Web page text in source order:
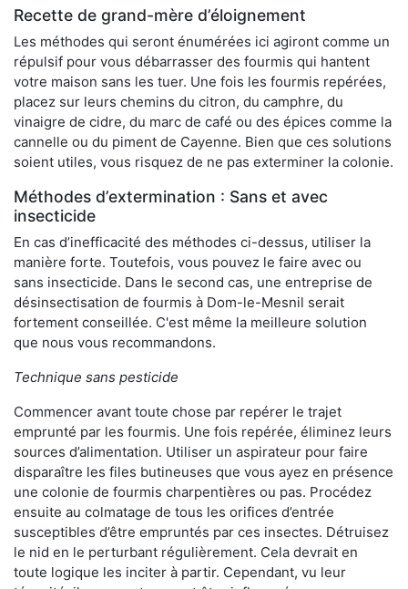
Recette de grand-mère d’éloignement
Les méthodes qui seront énumérées ici agiront comme un
répulsif pour vous débarrasser des fourmis qui hantent
votre maison sans les tuer. Une fois les fourmis repérées,
placez sur leurs chemins du citron, du camphre, du
vinaigre de cidre, du marc de café ou des épices comme la
cannelle ou du piment de Cayenne. Bien que ces solutions
soient utiles, vous risquez de ne pas exterminer la colonie.
Méthodes d’extermination : Sans et avec
insecticide
En cas d’inefficacité des méthodes ci-dessus, utiliser la
manière forte. Toutefois, vous pouvez le faire avec ou
sans insecticide. Dans le second cas, une entreprise de
désinsectisation de fourmis à Dom-le-Mesnil serait
fortement conseillée. C'est même la meilleure solution
que nous vous recommandons.
Technique sans pesticide
Commencer avant toute chose par repérer le trajet
emprunté par les fourmis. Une fois repérée, éliminez leurs
sources d’alimentation. Utiliser un aspirateur pour faire
disparaître les files butineuses que vous ayez en présence
une colonie de fourmis charpentières ou pas. Procédez
ensuite au colmatage de tous les orifices d’entrée
susceptibles d’être empruntés par ces insectes. Détruisez
le nid en le perturbant régulièrement. Cela devrait en
toute logique les inciter à partir. Cependant, vu leur